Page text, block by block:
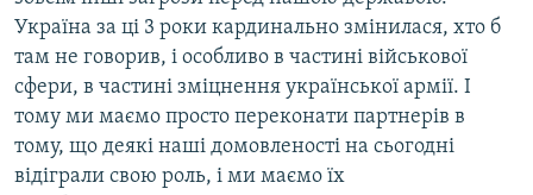
Україна за ці 3 роки кардинально змінилася, хто б
там не говорив, і особливо в частині військової
сфери, в частині зміцнення української армії. І
тому ми маємо просто переконати партнерів в
тому, що деякі наші домовленості на сьогодні
відіграли свою роль, і ми маємо їх